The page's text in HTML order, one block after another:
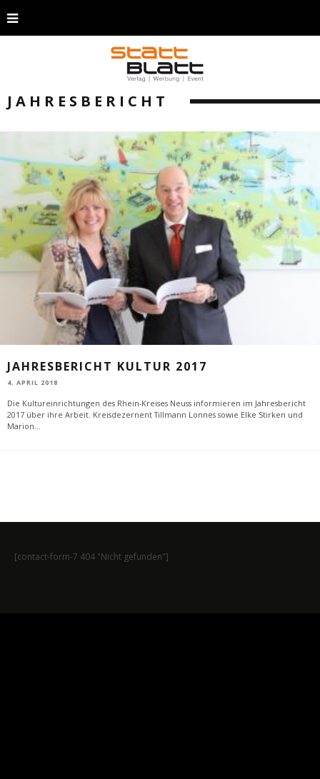
JAHRESBERICHT
JAHRESBERICHT KULTUR 2017
4. APRIL 2018
Die Kultureinrichtungen des Rhein-Kreises Neuss informieren im Jahresbericht
2017 über ihre Arbeit. Kreisdezernent Tillmann Lonnes sowie Elke Stirken und
Marion
[contact-form-7 404 "Nicht gefunden"]